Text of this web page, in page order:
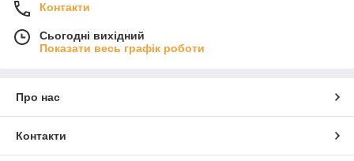
Контакти
Сьогодні вихідний
Показати весь графік роботи
Про нас
Контакти